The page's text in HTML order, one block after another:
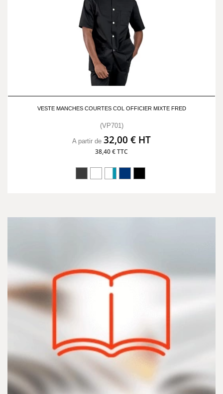
VESTE MANCHES COURTES COL OFFICIER MIXTE FRED
(VP701)
A partir de 32,00 € HT
38,40 € TTC